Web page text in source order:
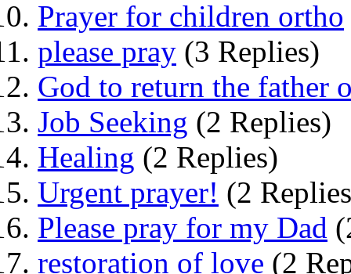
Prayer for children ortho
please pray (3 Replies)
God to return the father
Job Seeking (2 Replies)
Healing (2 Replies)
Urgent prayer! (2
Please pray for my Dad
restoration of love (2